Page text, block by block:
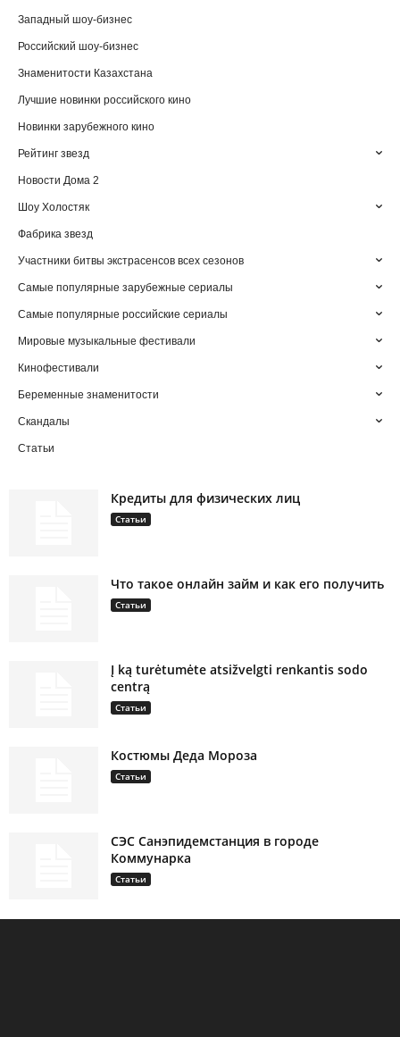
Западный шоу-бизнес
Российский шоу-бизнес
Знаменитости Казахстана
Лучшие новинки российского кино
Новинки зарубежного кино
Рейтинг звезд
Новости Дома 2
Шоу Холостяк
Фабрика звезд
Участники битвы экстрасенсов всех сезонов
Самые популярные зарубежные сериалы
Самые популярные российские сериалы
Мировые музыкальные фестивали
Кинофестивали
Беременные знаменитости
Скандалы
Статьи
Кредиты для физических лиц
Статьи
Что такое онлайн займ и как его получить
Статьи
Į ką turėtumėte atsižvelgti renkantis sodo
centrą
Статьи
Костюмы Деда Мороза
Статьи
СЭС Санэпидемстанция в городе
Коммунарка
Статьи